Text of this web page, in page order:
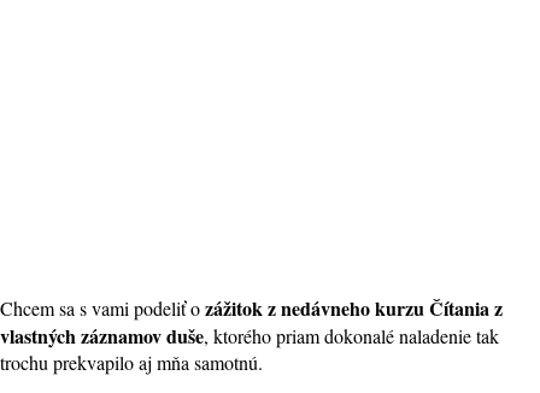
Chcem sa s vami podeliť ozážitok z nedávneho kurzu Čítania z
vlastných záznamov duše, ktorého priam dokonalé naladenie tak
trochu prekvapilo aj mňa samotnú.